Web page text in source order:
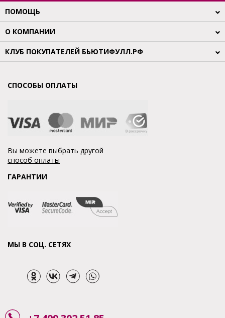
ПОМОЩЬ
О КОМПАНИИ
КЛУБ ПОКУПАТЕЛЕЙ БЬЮТИФУЛЛ.РФ
СПОСОБЫ ОПЛАТЫ
Вы можете выбрать другой
способ оплаты
ГАРАНТИИ
МЫ В СОЦ. СЕТЯХ